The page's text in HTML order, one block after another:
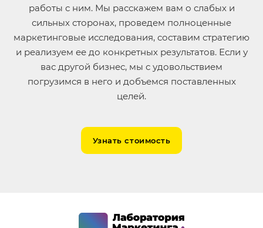
работы с ним. Мы расскажем вам о слабых и
сильных сторонах, проведем полноценные
маркетинговые исследования, составим стратегию
и реализуем ее до конкретных результатов. Если у
вас другой бизнес, мы с удовольствием
погрузимся в него и добъемся поставленных
целей.
Узнать стоимость